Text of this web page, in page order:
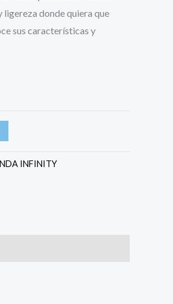
ligereza donde quiera que
sus características y
INFINITY